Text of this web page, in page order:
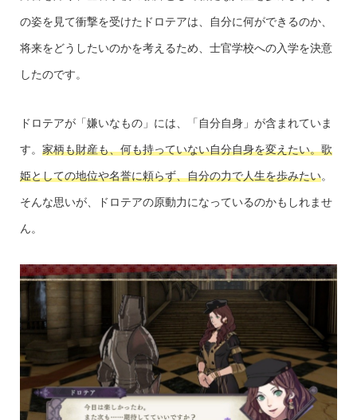
の姿を見て衝撃を受けたドロテアは、自分に何ができるのか、
将来をどうしたいのかを考えるため、士官学校への入学を決意
したのです。
ドロテアが「嫌いなもの」には、「自分自身」が含まれていま
す。 家柄も財産も、何も持っていない自分自身を変えたい。歌
姫としての地位や名誉に頼らず、自分の力で人生を歩みたい。
そんな思いが、ドロテアの原動力になっているのかもしれませ
ん。